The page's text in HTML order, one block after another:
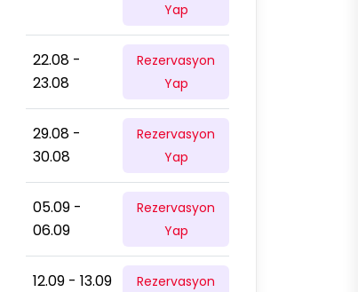
Yap
22.08 -
23.08
Rezervasyon
Yap
29.08 -
30.08
Rezervasyon
Yap
05.09 -
06.09
Rezervasyon
Yap
12.09 - 13.09
Rezervasyon